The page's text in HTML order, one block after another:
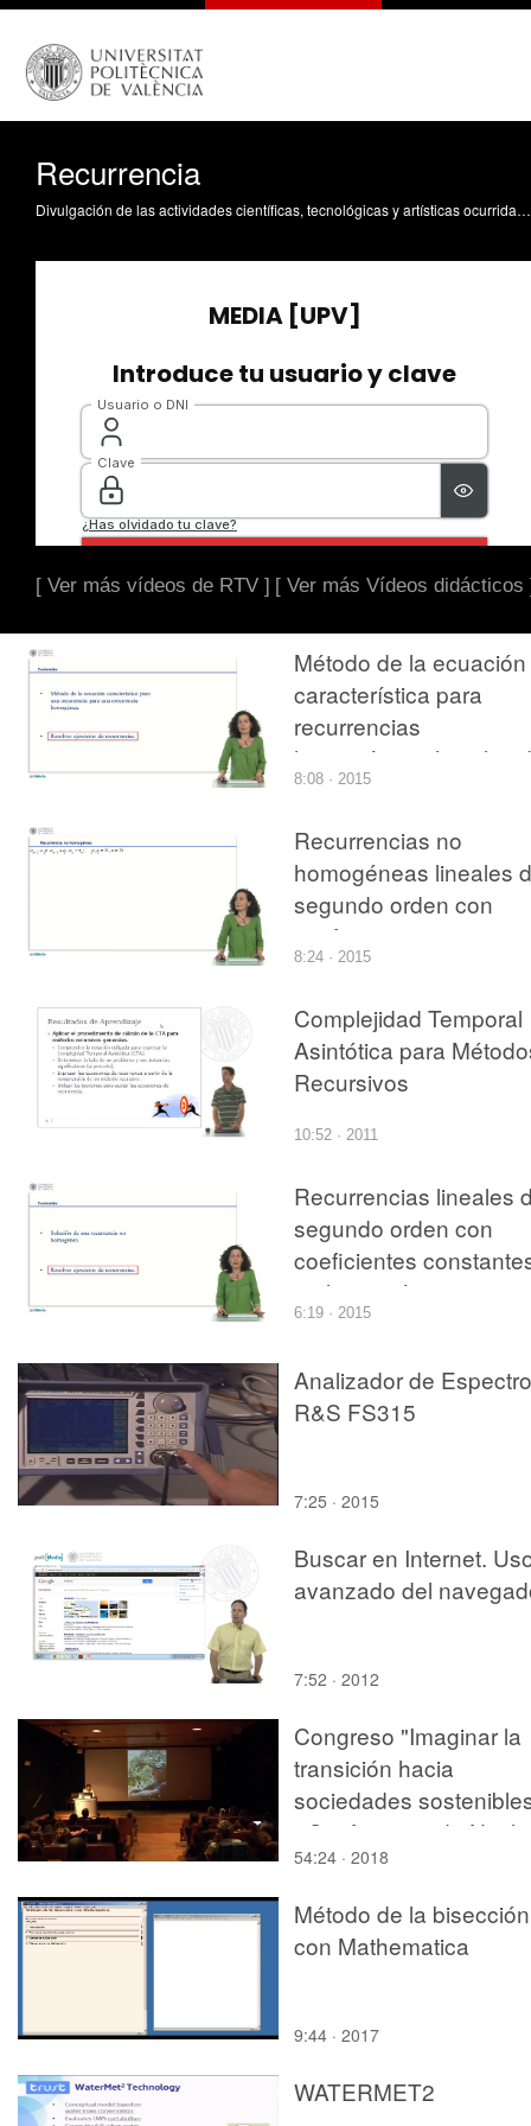
Recurrencia
Divulgación de las actividades científicas, tecnológicas y artísticas ocurridas en los tres campus de la UPV
[ Ver más vídeos de RTV ] [ Ver más Vídeos didácticos
Método de la ecuación
característica para
recurrencias
homogéneas lineales
segundo orden con
(raíces reales)
8:08 · 2015
Recurrencias no
homogéneas lineales
segundo orden con
coeficientes
8:24 · 2015
Complejidad Temporal
Asintótica para
Recursivos
10:52 · 2011
Recurrencias lineales
segundo orden con
coeficientes
no homogénea
(constante)
6:19 · 2015
Analizador de
R&S FS315
7:25 · 2015
Buscar en Internet.
avanzado del
7:52 · 2012
Congreso "Imaginar la
transición hacia
sociedades
- Conferencia de
Fernández Rocafort
54:24 · 2018
Método de la bisección
con Mathematica
9:44 · 2017
WATERMET2